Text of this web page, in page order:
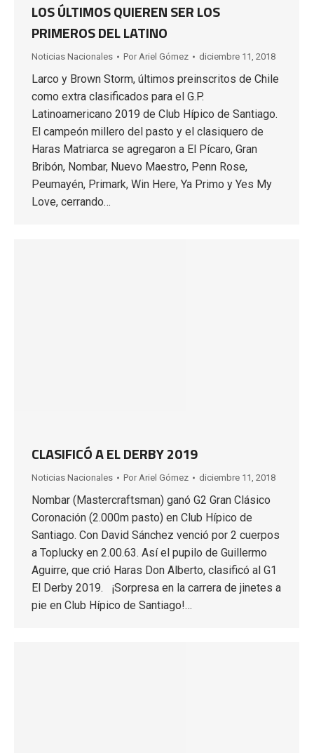
LOS ÚLTIMOS QUIEREN SER LOS
PRIMEROS DEL LATINO
Noticias Nacionales Por Ariel Gómez diciembre 11, 2018
Larco y Brown Storm, últimos preinscritos de Chile
como extra clasificados para el G.P.
Latinoamericano 2019 de Club Hípico de Santiago.
El campeón millero del pasto y el clasiquero de
Haras Matriarca se agregaron a El Pícaro, Gran
Bribón, Nombar, Nuevo Maestro, Penn Rose,
Peumayén, Primark, Win Here, Ya Primo y Yes My
Love, cerrando…
CLASIFICÓ A EL DERBY 2019
Noticias Nacionales Por Ariel Gómez diciembre 11, 2018
Nombar (Mastercraftsman) ganó G2 Gran Clásico
Coronación (2.000m pasto) en Club Hípico de
Santiago. Con David Sánchez venció por 2 cuerpos
a Toplucky en 2.00.63. Así el pupilo de Guillermo
Aguirre, que crió Haras Don Alberto, clasificó al G1
El Derby 2019. ¡Sorpresa en la carrera de jinetes a
pie en Club Hípico de Santiago!…